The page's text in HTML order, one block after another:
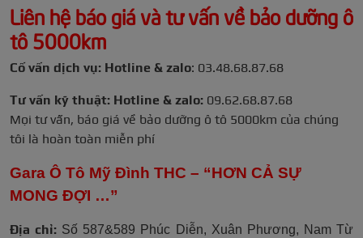
Liên hệ báo giá và tư vấn về bảo dưỡng ô
tô 5000km
Cố vấn dịch vụ: Hotline & zalo: 03.48.68.87.68
Tư vấn kỹ thuật: Hotline & zalo: 09.62.68.87.68
Mọi tư vấn, báo giá về bảo dưỡng ô tô 5000km của chúng
tôi là hoàn toàn miễn phí
Gara Ô Tô Mỹ Đình THC – “HƠN CẢ SỰ
MONG ĐỢI …”
Địa chỉ: Số 587&589 Phúc Diễn, Xuân Phương, Nam Từ